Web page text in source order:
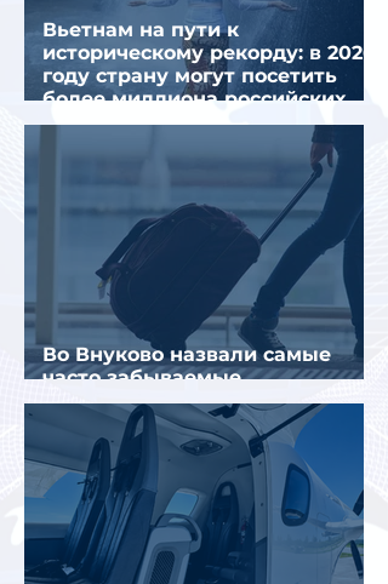
Вьетнам на пути к
историческому рекорду: в 2026
году страну могут посетить
более миллиона российских
туристов
Во Внуково назвали самые
часто забываемые
пассажирами вещи